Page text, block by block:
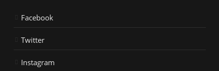
Facebook
Twitter
Instagram